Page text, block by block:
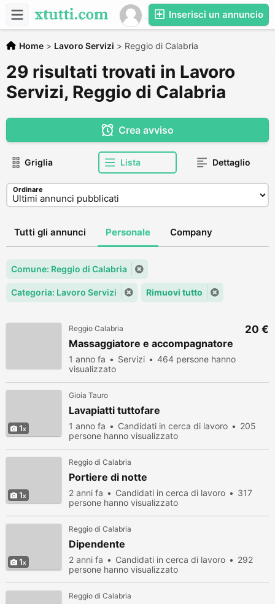
Inserisci un annuncio
Home > Lavoro Servizi > Reggio di Calabria
29 risultati trovati in Lavoro
Servizi, Reggio di Calabria
Crea avviso
Griglia Lista Dettaglio
Ordinare
Tutti gli annunci Personale Company
Comune: Reggio di Calabria
Categoria: Lavoro Servizi Rimuovi tutto
Reggio Calabria
Massaggiatore e accompagnatore
1 anno fa Servizi
464 persone hanno
visualizzato
20 €
1
Gioia Tauro
Lavapiatti tuttofare
1 anno fa Candidati in cerca di lavoro
205
persone hanno visualizzato
1
Reggio di Calabria
Portiere di notte
2 anni fa Candidati in cerca di lavoro
317
persone hanno visualizzato
1
Reggio di Calabria
Dipendente
2 anni fa Candidati in cerca di lavoro
292
persone hanno visualizzato
Reggio di Calabria